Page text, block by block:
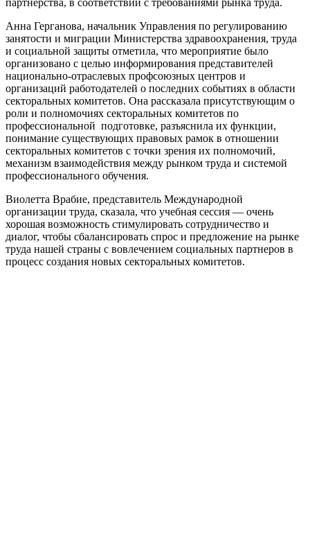
партнерства, в соответствии с требованиями рынка труда.
Анна Герганова, начальник Управления по регулированию
занятости и миграции Министерства здравоохранения, труда
и социальной защиты отметила, что мероприятие было
организовано с целью информирования представителей
национально-отраслевых профсоюзных центров и
организаций работодателей о последних событиях в области
секторальных комитетов. Она рассказала присутствующим о
роли и полномочиях секторальных комитетов по
профессиональной подготовке, разъяснила их функции,
понимание существующих правовых рамок в отношении
секторальных комитетов с точки зрения их полномочий,
механизм взаимодействия между рынком труда и системой
профессионального обучения.
Виолетта Врабие, представитель Международной
организации труда, сказала, что учебная сессия — очень
хорошая возможность стимулировать сотрудничество и
диалог, чтобы сбалансировать спрос и предложение на рынке
труда нашей страны с вовлечением социальных партнеров в
процесс создания новых секторальных комитетов.